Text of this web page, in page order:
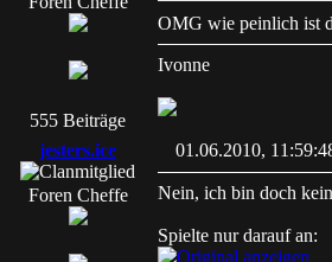
555 Beiträge
OMG wie peinlich ist
Ivonne
jesters.ice
Foren Cheffe
01.06.2010,
Nein, ich bin doch
Spielte nur darauf an: